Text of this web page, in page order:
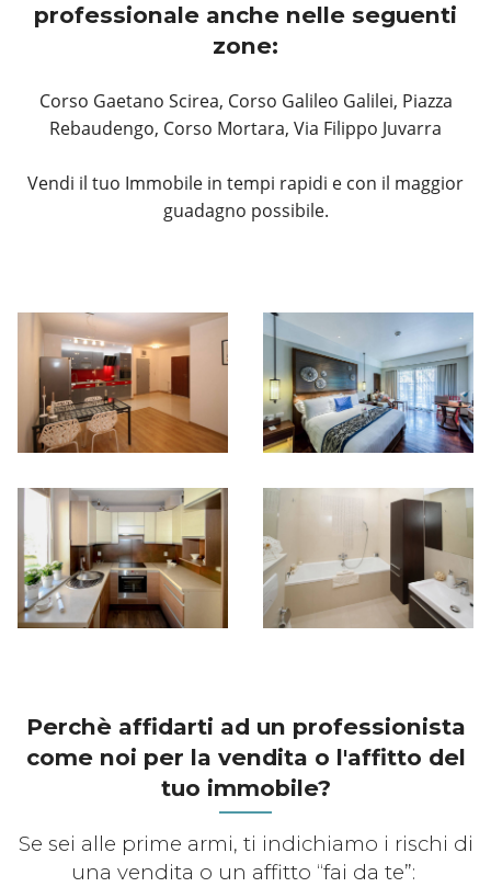
professionale anche nelle seguenti
zone:
Corso Gaetano Scirea, Corso Galileo Galilei, Piazza
Rebaudengo, Corso Mortara, Via Filippo Juvarra
Vendi il tuo Immobile in tempi rapidi e con il maggior
guadagno possibile.
Perchè affidarti ad un professionista
come noi per la vendita o l'affitto del
tuo immobile?
Se sei alle prime armi, ti indichiamo i rischi di
una vendita o un affitto “fai da te”: